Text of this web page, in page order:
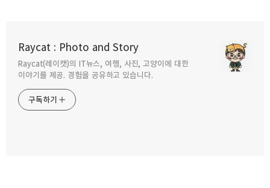
Raycat : Photo and Story
Raycat(레이캣)의 IT뉴스, 여행, 사진, 고양이에 대한
이야기를 제공. 경험을 공유하고 있습니다.
구독하기
구독하기 카카오톡
불꼬막짬뽕
2025.03.07
다양한 재료로 내맘대로 샤브 더하기 월남쌈
청수동 퐁당샤브